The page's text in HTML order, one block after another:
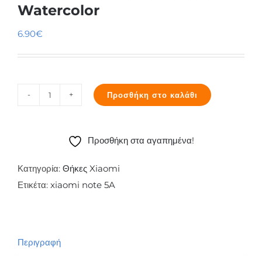
Watercolor
6.90€
Redmi
Note
Vertical
Προσθήκη στο καλάθι
Προσθήκη στα αγαπημένα!
Κατηγορία: Θήκες Xiaomi
Ετικέτα: xiaomi note 5A
Περιγραφή